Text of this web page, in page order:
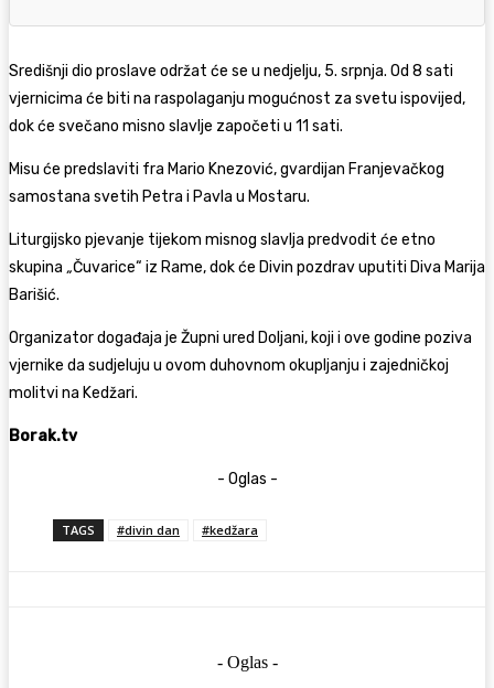
Središnji dio proslave održat će se u nedjelju, 5. srpnja. Od 8 sati
vjernicima će biti na raspolaganju mogućnost za svetu ispovijed,
dok će svečano misno slavlje započeti u 11 sati.
Misu će predslaviti fra Mario Knezović, gvardijan Franjevačkog
samostana svetih Petra i Pavla u Mostaru.
Liturgijsko pjevanje tijekom misnog slavlja predvodit će etno
skupina „Čuvarice“ iz Rame, dok će Divin pozdrav uputiti Diva Marija
Barišić.
Organizator događaja je Župni ured Doljani, koji i ove godine poziva
vjernike da sudjeluju u ovom duhovnom okupljanju i zajedničkoj
molitvi na Kedžari.
Borak.tv
- Oglas -
TAGS #divin dan #kedžara
- Oglas -